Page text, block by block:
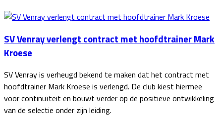
SV Venray verlengt contract met hoofdtrainer Mark
Kroese
SV Venray is verheugd bekend te maken dat het contract met
hoofdtrainer Mark Kroese is verlengd. De club kiest hiermee
voor continuïteit en bouwt verder op de positieve ontwikkeling
van de selectie onder zijn leiding.